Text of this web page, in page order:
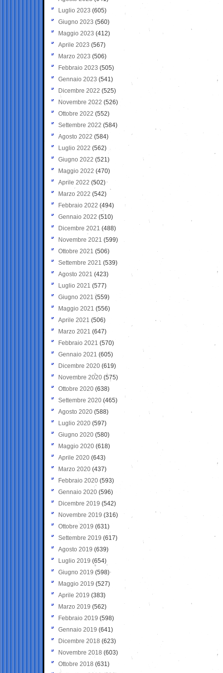
Luglio 2023 (605)
Giugno 2023 (560)
Maggio 2023 (412)
Aprile 2023 (567)
Marzo 2023 (506)
Febbraio 2023 (505)
Gennaio 2023 (541)
Dicembre 2022 (525)
Novembre 2022 (526)
Ottobre 2022 (552)
Settembre 2022 (584)
Agosto 2022 (584)
Luglio 2022 (562)
Giugno 2022 (521)
Maggio 2022 (470)
Aprile 2022 (502)
Marzo 2022 (542)
Febbraio 2022 (494)
Gennaio 2022 (510)
Dicembre 2021 (488)
Novembre 2021 (599)
Ottobre 2021 (506)
Settembre 2021 (539)
Agosto 2021 (423)
Luglio 2021 (577)
Giugno 2021(559)
Maggio 2021 (556)
Aprile 2021 (506)
Marzo 2021 (647)
Febbraio 2021 (570)
Gennaio 2021 (605)
Dicembre 2020 (619)
Novembre 2020 (575)
Ottobre 2020 (638)
Settembre 2020(465)
Agosto 2020 (588)
Luglio 2020 (597)
Giugno 2020 (580)
Maggio 2020 (618)
Aprile 2020 (643)
Marzo 2020 (437)
Febbraio 2020 (593)
Gennaio 2020 (596)
Dicembre 2019 (542)
Novembre 2019 (316)
Ottobre 2019 (631)
Settembre 2019 (617)
Agosto 2019 (639)
Luglio 2019 (654)
Giugno 2019 (598)
Maggio 2019 (527)
Aprile 2019 (383)
Marzo 2019 (562)
Febbraio 2019 (598)
Gennaio 2019 (641)
Dicembre 2018 (623)
Novembre 2018 (603)
Ottobre 2018 (631)